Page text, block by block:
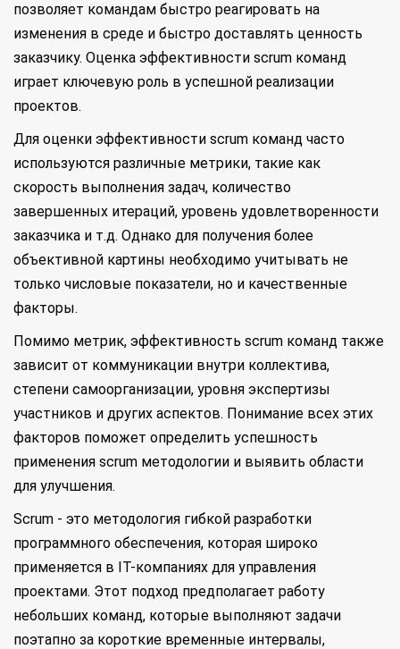
позволяет командам быстро реагировать на
изменения в среде и быстро доставлять ценность
заказчику. Оценка эффективности scrum команд
играет ключевую роль в успешной реализации
проектов.
Для оценки эффективности scrum команд часто
используются различные метрики, такие как
скорость выполнения задач, количество
завершенных итераций, уровень удовлетворенности
заказчика и т.д. Однако для получения более
объективной картины необходимо учитывать не
только числовые показатели, но и качественные
факторы.
Помимо метрик, эффективность scrum команд также
зависит от коммуникации внутри коллектива,
степени самоорганизации, уровня экспертизы
участников и других аспектов. Понимание всех этих
факторов поможет определить успешность
применения scrum методологии и выявить области
для улучшения.
Scrum - это методология гибкой разработки
программного обеспечения, которая широко
применяется в IT-компаниях для управления
проектами. Этот подход предполагает работу
небольших команд, которые выполняют задачи
поэтапно за короткие временные интервалы,